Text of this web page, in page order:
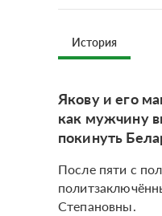
История
Якову и его
как мужчину
покинуть
После пяти с
Степановны.